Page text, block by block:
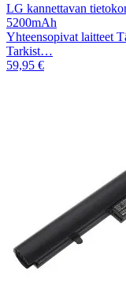
LG kannettavan
5200mAh
Yhteensopivat laitteet
Tarkist…
59,95 €